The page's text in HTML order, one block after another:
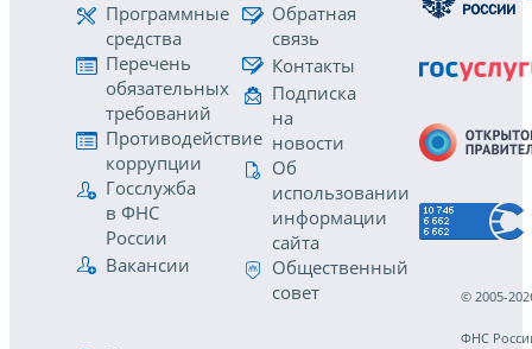
Программные
средства
Перечень
обязательных
требований
Противодействие
коррупции
Госслужба
в ФНС
России
Вакансии
Обратная
связь
Контакты
Подписка
на
новости
Об
использовании
информации
сайта
Общественный
совет
© 2005-
ФНС